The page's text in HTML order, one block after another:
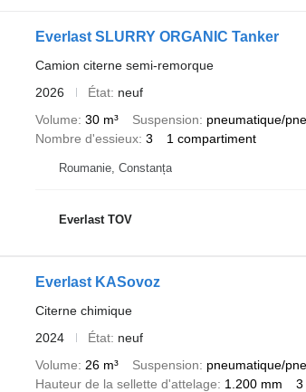
Everlast SLURRY ORGANIC Tanker
Camion citerne semi-remorque
2026
État neuf
Volume 30 m³ Suspension pneumatique/
Nombre d'essieux 3 1 compartiment
Roumanie, Constanța
Everlast TOV
Everlast KASovoz
Citerne chimique
2024
État neuf
Volume
26 m³ Suspension pneumatique/
Hauteur de la sellette d'attelage
1.200 mm 3